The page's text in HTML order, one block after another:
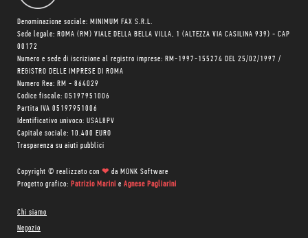
Denominazione sociale: MINIMUM FAX S.R.L.
Sede legale: ROMA (RM) VIALE DELLA BELLA VILLA, 1 (ALTEZZA VIA CASILINA 939) - CAP
00172
Numero e sede di iscrizione al registro imprese: RM-1997-155274 DEL 25/02/1997 /
REGISTRO DELLE IMPRESE DI ROMA
Numero Rea: RM - 864029
Codice fiscale: 05197951006
Partita IVA 05197951006
Identificativo univoco: USAL8PV
Capitale sociale: 10.400 EURO
Trasparenza su aiuti pubblici
Copyright © realizzato con ❤ da MONK Software
Progetto grafico: Patrizio Marini e Agnese Pagliarini
Chi siamo
Negozio